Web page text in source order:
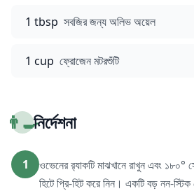
1 tbsp সবজির জন্য অলিভ অয়েল
1 cup ফ্রোজেন মটরশুঁটি
👨‍🍳নির্দেশনা
1
ওভেনের র‍্যাকটি মাঝখানে রাখুন এবং
হিটে প্রি-হিট করে নিন। একটি বড় নন-স্টিক